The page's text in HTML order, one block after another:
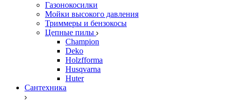
Газонокосилки
Мойки высокого давления
Триммеры и бензокосы
Цепные пилы
Champion
Deko
Holzfforma
Husqvarna
Huter
Сантехника